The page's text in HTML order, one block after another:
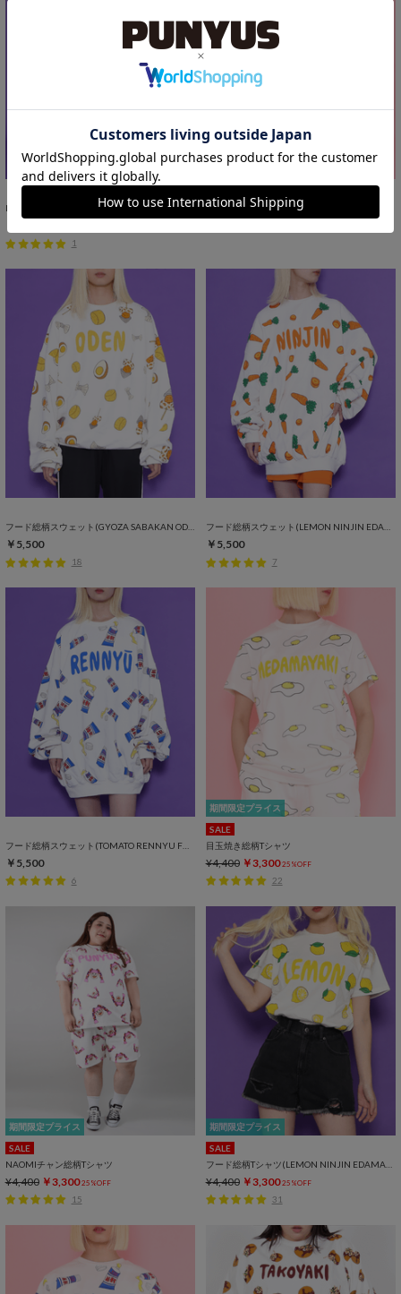
NIPPON総柄スウェットパンツ
1
フード総柄スウェットパンツ(RAMUNE)
フード総柄スウェット(GYOZA SABAKAN ODEN KABOCHA)
￥5,500
18
￥5,500
7
フード総柄スウェット(TOMATO RENNYU FUGU KIWI)
￥5,500
6
期間限定プライス
SALE
目玉焼き総柄Tシャツ
¥4,400 ￥3,300 25%OFF
22
期間限定プライス
SALE
NAOMIチャン総柄Tシャツ
¥4,400 ￥3,300 25%OFF
15
期間限定プライス
SALE
¥4,400 ￥3,300 25%OFF
31